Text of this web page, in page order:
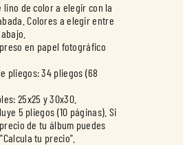
lino de color a elegir con la
Colores a elegir entre
en papel fotográfico
pliegos: 34 pliegos (68
25x25 y 30x30.
5 pliegos (10 páginas). Si
de tu álbum puedes
tu precio".